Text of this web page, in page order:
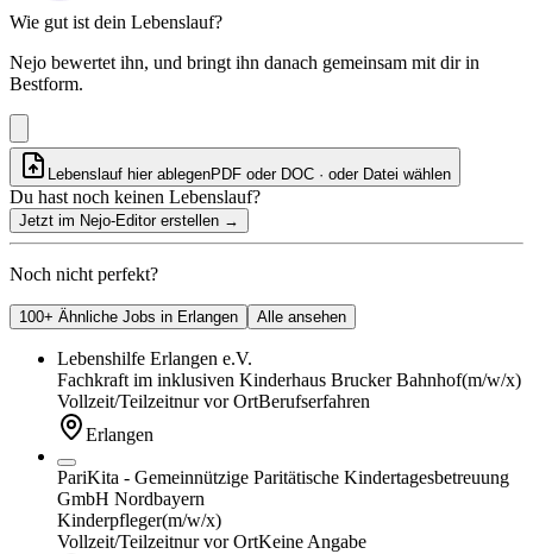
Wie gut ist dein Lebenslauf?
Nejo bewertet ihn, und bringt ihn danach gemeinsam mit dir in
Bestform.
Lebenslauf hier ablegenPDF oder DOC · oder Datei wählen
Du hast noch keinen Lebenslauf?
Jetzt im Nejo-Editor erstellen →
Noch nicht perfekt?
100+ Ähnliche Jobs in Erlangen Alle ansehen
Lebenshilfe Erlangen e.V.
Fachkraft im inklusiven Kinderhaus Brucker Bahnhof(m/w/x)
Vollzeit/Teilzeitnur vor OrtBerufserfahren
Erlangen
PariKita - Gemeinnützige Paritätische Kindertagesbetreuung
GmbH Nordbayern
Kinderpfleger(m/w/x)
Vollzeit/Teilzeitnur vor OrtKeine Angabe